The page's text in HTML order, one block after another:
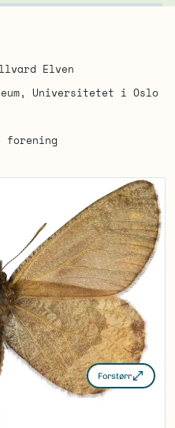
Elven
Universitetet i Oslo
forening
Forstørr